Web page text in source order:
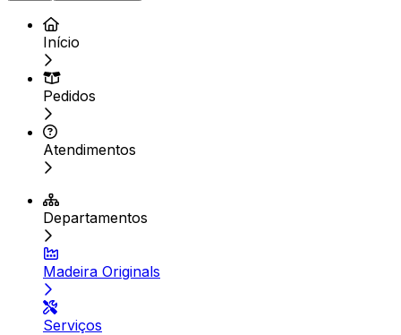
Início
Pedidos
Atendimentos
Departamentos
Madeira Originals
Serviços